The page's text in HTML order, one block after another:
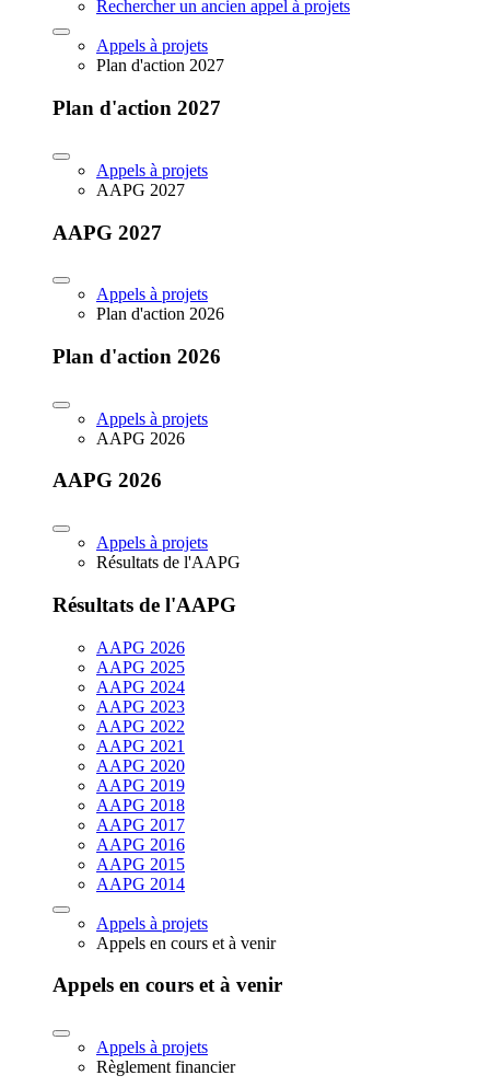
Rechercher un ancien appel à projets
Appels à projets
Plan d'action 2027
Plan d'action 2027
Appels à projets
AAPG 2027
AAPG 2027
Appels à projets
Plan d'action 2026
Plan d'action 2026
Appels à projets
AAPG 2026
AAPG 2026
Appels à projets
Résultats de l'AAPG
Résultats de l'AAPG
AAPG 2026
AAPG 2025
AAPG 2024
AAPG 2023
AAPG 2022
AAPG 2021
AAPG 2020
AAPG 2019
AAPG 2018
AAPG 2017
AAPG 2016
AAPG 2015
AAPG 2014
Appels à projets
Appels en cours et à venir
Appels en cours et à venir
Appels à projets
Règlement financier